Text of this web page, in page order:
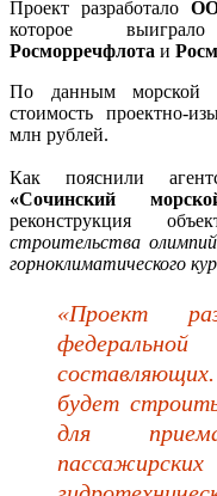
Проект разработало
которое
Росморречфлота и
По данным морской
стоимость проектно-
млн рублей.
Как пояснили
«Сочинский
реконструкция
строительства
горноклиматического
«Проект
будет
для